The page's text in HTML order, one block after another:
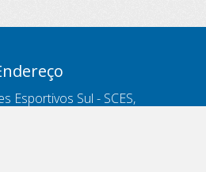
Esportivos Sul - SCES,